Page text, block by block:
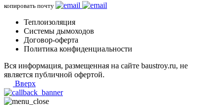
копировать почту
Теплоизоляция
Системы дымоходов
Договор-оферта
Политика конфиденциальности
Вся информация, размещенная на сайте baustroy.ru, не
является публичной офертой.
Вверх